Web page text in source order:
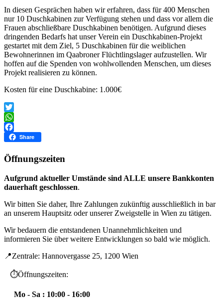
In diesen Gesprächen haben wir erfahren, dass für 400 Menschen
nur 10 Duschkabinen zur Verfügung stehen und dass vor allem die
Frauen abschließbare Duschkabinen benötigen. Aufgrund dieses
dringenden Bedarfs hat unser Verein ein Duschkabinen-Projekt
gestartet mit dem Ziel, 5 Duschkabinen für die weiblichen
Bewohnerinnen im Qaabroner Flüchtlingslager aufzustellen. Wir
hoffen auf die Spenden von wohlwollenden Menschen, um dieses
Projekt realisieren zu können.
Kosten für eine Duschkabine: 1.000€
Twitter
WhatsApp
Facebook
Share
Öffnungszeiten
Aufgrund aktueller Umstände sind ALLE unsere Bankkonten
dauerhaft geschlossen.
Wir bitten Sie daher, Ihre Zahlungen zukünftig ausschließlich in bar
an unserem Hauptsitz oder unserer Zweigstelle in Wien zu tätigen.
Wir bedauern die entstandenen Unannehmlichkeiten und
informieren Sie über weitere Entwicklungen so bald wie möglich.
📍Zentrale: Hannovergasse 25, 1200 Wien
⏱️Öffnungszeiten:
Mo - Sa : 10:00 - 16:00